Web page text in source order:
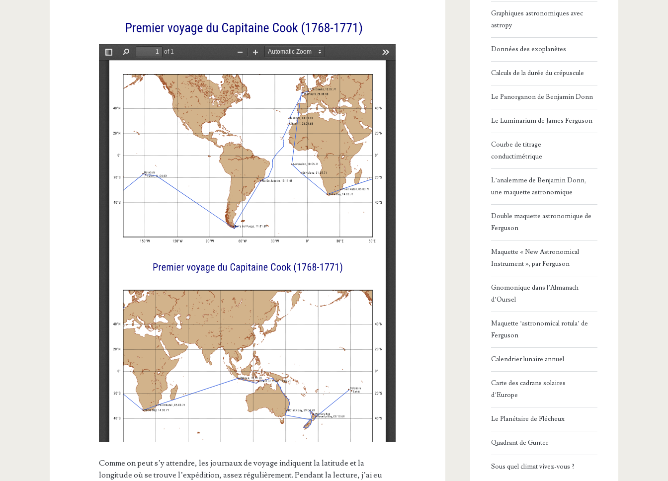
Comme on peut s’y attendre, les journaux de voyage indiquent la latitude et la
longitude où se trouve l’expédition, assez régulièrement. Pendant la lecture, j’ai eu
Graphiques astronomiques avec
astropy
Données des exoplanètes
Calculs de la durée du crépuscule
Le Panorganon de Benjamin Donn
Le Luminarium de James Ferguson
Courbe de titrage
conductimétrique
L’analemme de Benjamin Donn,
une maquette astronomique
Double maquette astronomique de
Ferguson
Maquette « New Astronomical
Instrument », par Ferguson
Gnomonique dans l’Almanach
d’Oursel
Maquette ‘astronomical rotula’ de
Ferguson
Calendrier lunaire annuel
Carte des cadrans solaires
d’Europe
Le Planétaire de Flécheux
Quadrant de Gunter
Sous quel climat vivez-vous ?